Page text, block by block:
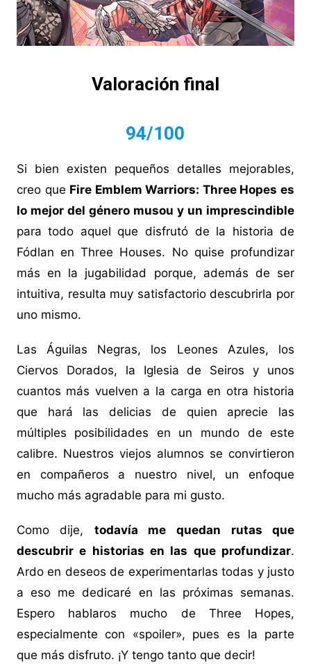
Valoración final
94/100
Si bien existen pequeños detalles mejorables,
creo que Fire Emblem Warriors: Three Hopes es
lo mejor del género musou y un imprescindible
para todo aquel que disfrutó de la historia de
Fódlan en Three Houses. No quise profundizar
más en la jugabilidad porque, además de ser
intuitiva, resulta muy satisfactorio descubrirla por
uno mismo.
Las Águilas Negras, los Leones Azules, los
Ciervos Dorados, la Iglesia de Seiros y unos
cuantos más vuelven a la carga en otra historia
que hará las delicias de quien aprecie las
múltiples posibilidades en un mundo de este
calibre. Nuestros viejos alumnos se convirtieron
en compañeros a nuestro nivel, un enfoque
mucho más agradable para mi gusto.
Como dije, todavía me quedan rutas que
descubrir e historias en las que profundizar.
Ardo en deseos de experimentarlas todas y justo
a eso me dedicaré en las próximas semanas.
Espero hablaros mucho de Three Hopes,
especialmente con «spoiler», pues es la parte
que más disfruto. ¡Y tengo tanto que decir!